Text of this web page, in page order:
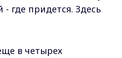
где придется. Здесь
в четырех